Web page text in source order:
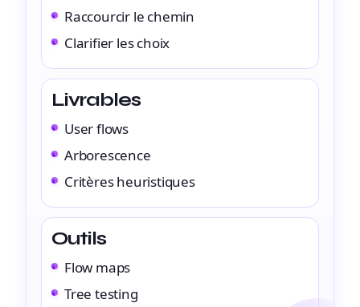
Raccourcir le chemin
Clarifier les choix
Livrables
User flows
Arborescence
Critères heuristiques
Outils
Flow maps
Tree testing